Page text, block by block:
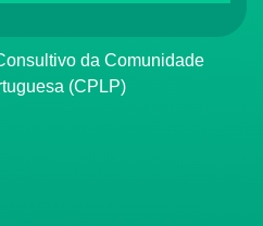
(CPLP)